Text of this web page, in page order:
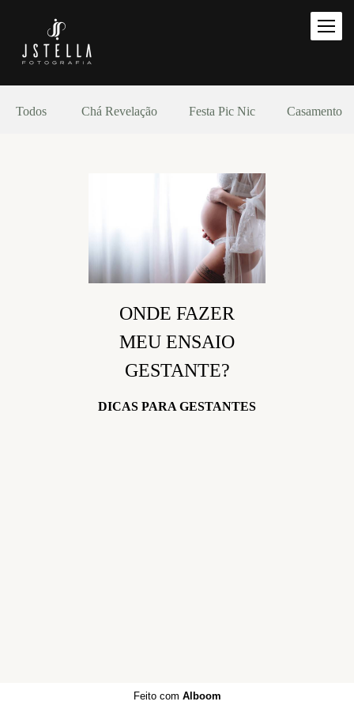
Todos Chá Revelação Festa Pic Nic Casamento
ONDE FAZER
MEU ENSAIO
GESTANTE?
DICAS PARA GESTANTES
Feito com Alboom